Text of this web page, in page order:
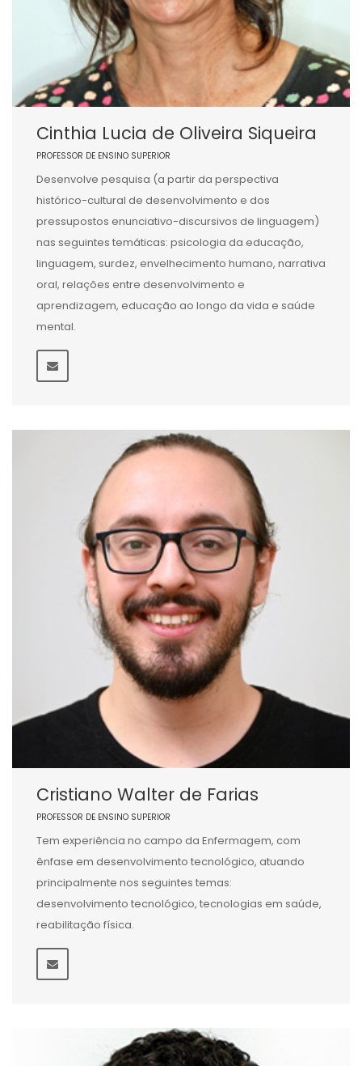
Cinthia Lucia de Oliveira Siqueira
PROFESSOR DE ENSINO SUPERIOR
Desenvolve pesquisa (a partir da perspectiva
histórico-cultural de desenvolvimento e dos
pressupostos enunciativo-discursivos de linguagem)
nas seguintes temáticas: psicologia da educação,
linguagem, surdez, envelhecimento humano, narrativa
oral, relações entre desenvolvimento e
aprendizagem, educação ao longo da vida e saúde
mental.
Cristiano Walter de Farias
PROFESSOR DE ENSINO SUPERIOR
Tem experiência no campo da Enfermagem, com
ênfase em desenvolvimento tecnológico, atuando
principalmente nos seguintes temas:
desenvolvimento tecnológico, tecnologias em saúde,
reabilitação física.